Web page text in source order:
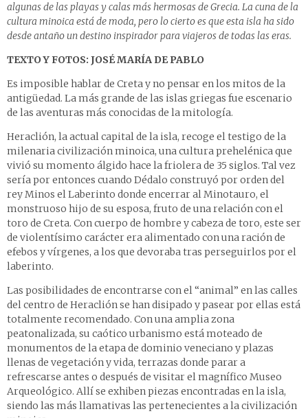
algunas de las playas y calas más hermosas de Grecia. La cuna de la
cultura minoica está de moda, pero lo cierto es que esta isla ha sido
desde antaño un destino inspirador para viajeros de todas las eras.
TEXTO Y FOTOS: JOSÉ MARÍA DE PABLO
Es imposible hablar de Creta y no pensar en los mitos de la
antigüedad. La más grande de las islas griegas fue escenario
de las aventuras más conocidas de la mitología.
Heraclión, la actual capital de la isla, recoge el testigo de la
milenaria civilización minoica, una cultura prehelénica que
vivió su momento álgido hace la friolera de 35 siglos. Tal vez
sería por entonces cuando Dédalo construyó por orden del
rey Minos el Laberinto donde encerrar al Minotauro, el
monstruoso hijo de su esposa, fruto de una relación con el
toro de Creta. Con cuerpo de hombre y cabeza de toro, este ser
de violentísimo carácter era alimentado con una ración de
efebos y vírgenes, a los que devoraba tras perseguirlos por el
laberinto.
Las posibilidades de encontrarse con el “animal” en las calles
del centro de Heraclión se han disipado y pasear por ellas está
totalmente recomendado. Con una amplia zona
peatonalizada, su caótico urbanismo está moteado de
monumentos de la etapa de dominio veneciano y plazas
llenas de vegetación y vida, terrazas donde parar a
refrescarse antes o después de visitar el magnífico Museo
Arqueológico. Allí se exhiben piezas encontradas en la isla,
siendo las más llamativas las pertenecientes a la civilización